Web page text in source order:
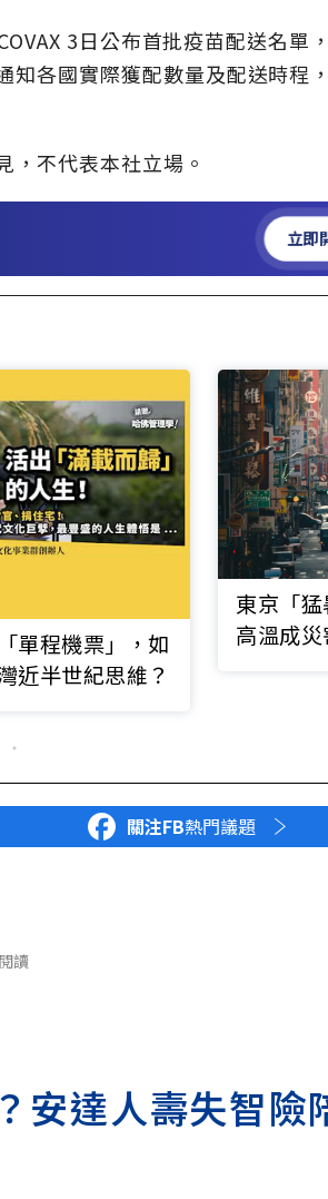
3日公布首批疫苗配送名單
知各國實際獲配數量及配送時程
，不代表本社立場。
立即
單程機票」，如
近半世紀思維？
東京「猛
高溫成災
關注FB熱門議題
讀
安達人壽失智險